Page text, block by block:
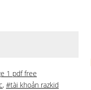
1 pdf free
, #tài khoản razkid